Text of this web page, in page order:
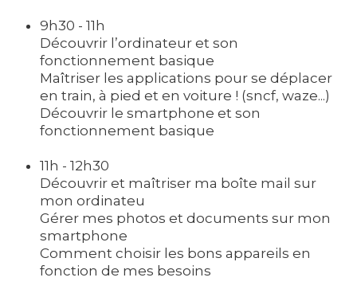
9h30 - 11h
Découvrir l’ordinateur et son
fonctionnement basique
Maîtriser les applications pour se déplacer
en train, à pied et en voiture ! (sncf, waze...)
Découvrir le smartphone et son
fonctionnement basique
11h - 12h30
Découvrir et maîtriser ma boîte mail sur
mon ordinateu
Gérer mes photos et documents sur mon
smartphone
Comment choisir les bons appareils en
fonction de mes besoins